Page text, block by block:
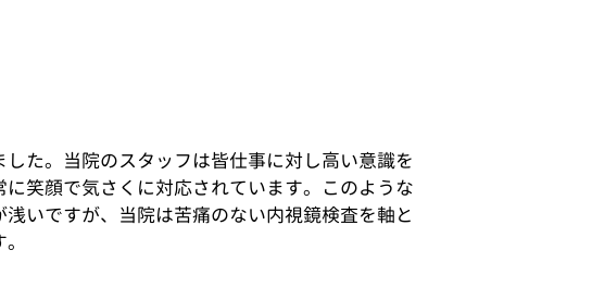
た。当院のスタッフは皆仕事に対し高い意識を
笑顔で気さくに対応されています。このような
いですが、当院は苦痛のない内視鏡検査を軸と